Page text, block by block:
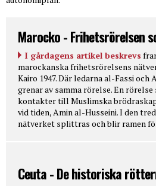
Marocko - Frihetsrörelsen
I gårdagens artikel beskrevs
marockanska frihetsrörelsens
Kairo 1947. Där ledarna al-Fassi
grenar av samma rörelse. En
kontakter till Muslimska
vid tiden, Amin al-Husseini. I den
nätverket splittras och blir ramen
Ceuta - De historiska